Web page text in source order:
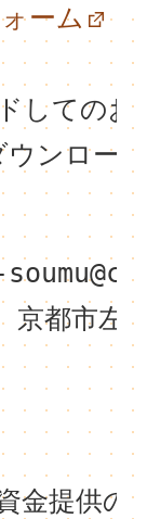
ーム
してのお
ロード
市左京
金提供